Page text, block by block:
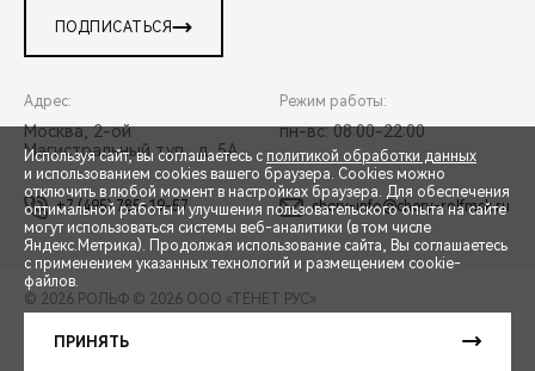
СПЕЦПРЕДЛОЖЕНИЯ
ЗАПИСЬ НА ТЕСТ-ДРАЙВ
ПОДПИСАТЬСЯ
Адрес:
Москва, 2-ой
Магистральный туп., д. 5А
Режим работы:
пн-вс: 08:00-22:00
+7 (495) 785-19-57 chery-info@chery-rolfmsk.ru
© 2026 РОЛЬФ © 2026 ООО «ТЕНЕТ РУС»
Сделано в ПЕРКС
Используя сайт, вы соглашаетесь с политикой обработки данных
и использованием cookies вашего браузера. Cookies можно
отключить в любой момент в настройках браузера. Для обеспечения
оптимальной работы и улучшения пользовательского опыта на сайте
могут использоваться системы веб-аналитики (в том числе
Яндекс.Метрика). Продолжая использование сайта, Вы соглашаетесь
с применением указанных технологий и размещением cookie-
файлов.
ПРИНЯТЬ